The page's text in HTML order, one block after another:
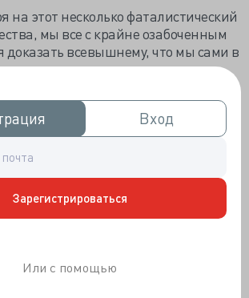
Вход
Вход
Зарегистрироваться
Или с помощью
на этот несколько фаталистический
мы все с крайне озабоченным
всевышнему, что мы сами в
и в наших силах эту жизнь
смешных горизонтов.
здоровья множество,
в конечном итоге разбилось на
негулящая замужняя россиянка,
твердо убеждена, что если
заведется хламидиоз,
и прочая гадость. При